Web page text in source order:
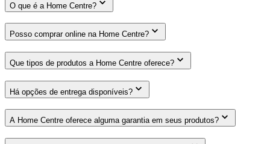
O que é a Home Centre?
Posso comprar online na Home Centre?
Que tipos de produtos a Home Centre oferece?
Há opções de entrega disponíveis?
A Home Centre oferece alguma garantia em seus produtos?